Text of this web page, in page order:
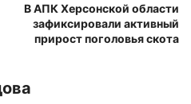
В АПК Херсонской области
зафиксировали активный
прирост поголовья скота